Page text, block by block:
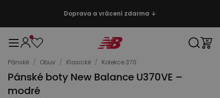
Doprava a vrácení zdarma ↓
Pánské / Obuv / Klasické / Kolekce 370
Pánské boty New Balance U370VE –
modré